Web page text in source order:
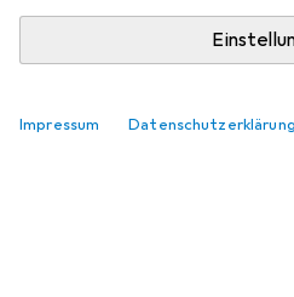
Impressum Datenschutzerklärung